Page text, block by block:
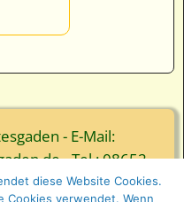
- E-Mail:
- Tel.: 08652-
diese Website Cookies.
Cookies verwendet. Wenn